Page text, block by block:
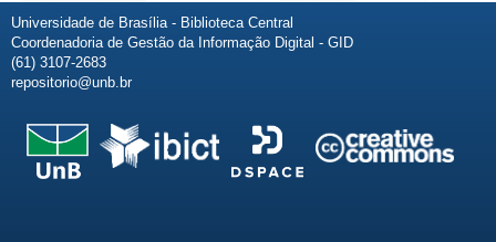
Universidade de Brasília - Biblioteca Central
Coordenadoria de Gestão da Informação Digital - GID
(61) 3107-2683
repositorio@unb.br